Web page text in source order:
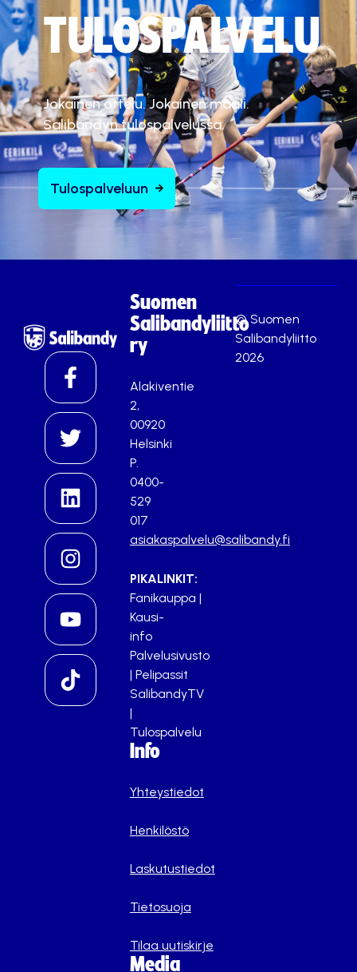
TULOSPALVELU
Jokainen ottelu. Jokainen maali.
Salibandyn tulospalvelussa.
Tulospalveluun
Suomen
Salibandyliitto
ry
Alakiventie
2,
00920
Helsinki
P.
0400-
529
017
asiakaspalvelu@salibandy.fi
PIKALINKIT:
Fanikauppa |
Kausi-
info
Palvelusivusto
| Pelipassit
SalibandyTV
|
Tulospalvelu
Info
Yhteystiedot
Henkilöstö
Laskutustiedot
Tietosuoja
Tilaa uutiskirje
Media
© Suomen
Salibandyliitto
2026